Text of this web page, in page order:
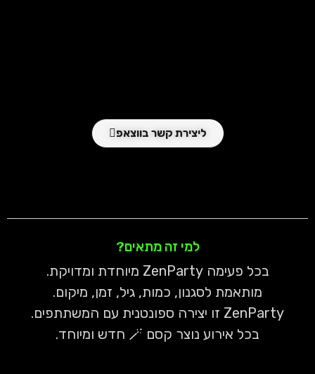
ליצירת קשר בווצאפ
למי זה מתאים?
בכל פעימה ZenParty מיוחדת ומדויקת.
מותאמת לסגנון, כמות, גיל, זמן, מיקום.
ZenParty זו יצירה ספונטנית עם המשתתפים.
בכל אירוע נוצר קסם 🪄 חדש ומיוחד.